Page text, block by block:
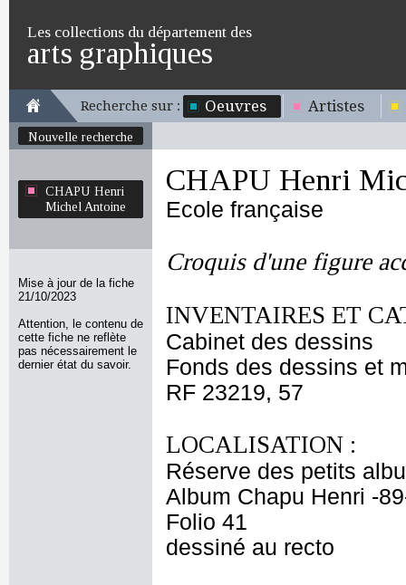
Les collections du département des
arts graphiques
Recherche sur : Oeuvres Artistes
Nouvelle recherche
CHAPU Henri
Michel Antoine
Mise à jour de la fiche
21/10/2023
Attention, le contenu de
cette fiche ne reflète
pas nécessairement le
dernier état du savoir.
CHAPU Henri
Ecole française
Croquis d'une figure
INVENTAIRES ET
Cabinet des dessins
Fonds des dessins et
RF 23219, 57
LOCALISATION :
Réserve des petits
Album Chapu Henri -
Folio 41
dessiné au recto